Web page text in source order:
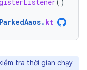
ParkedAaos. kt
tra thời gian chạy